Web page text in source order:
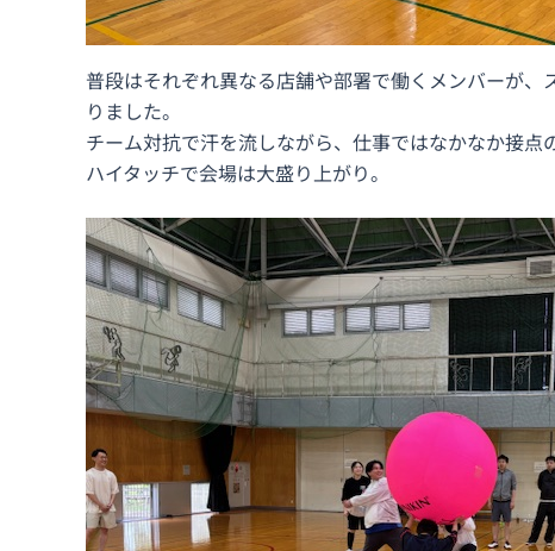
普段はそれぞれ異なる店舗や部署で働くメンバーが
りました。
チーム対抗で汗を流しながら、仕事ではなかなか接
ハイタッチで会場は大盛り上がり。